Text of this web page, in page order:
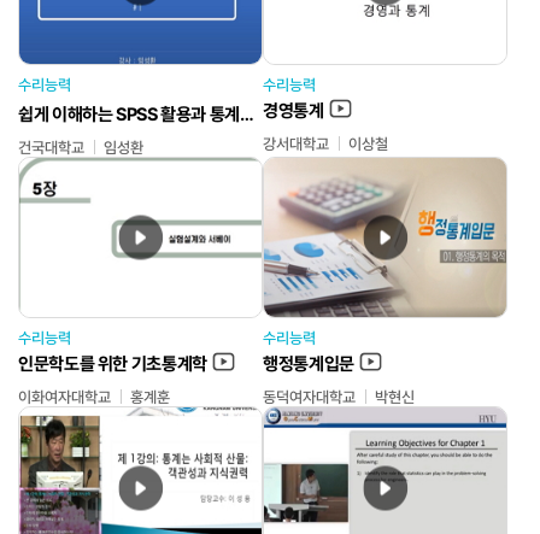
수리능력
쉽게 이해하는 SPSS 활용과 통계분석
건국대학교 임성환
수리능력
경영통계
강서대학교 이상철
수리능력
인문학도를 위한 기초통계학
이화여자대학교 홍계훈
수리능력
행정통계입문
동덕여자대학교 박현신